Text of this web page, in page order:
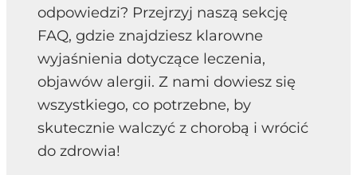
odpowiedzi? Przejrzyj naszą sekcję
FAQ, gdzie znajdziesz klarowne
wyjaśnienia dotyczące leczenia,
objawów alergii. Z nami dowiesz się
wszystkiego, co potrzebne, by
skutecznie walczyć z chorobą i wrócić
do zdrowia!